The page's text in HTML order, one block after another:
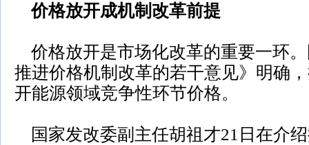
价格放开成机制改革前提
价格放开是市场化改革的重要一环
推进价格机制改革的若干意见》明确
开能源领域竞争性环节价格。
国家发改委副主任胡祖才21日在介